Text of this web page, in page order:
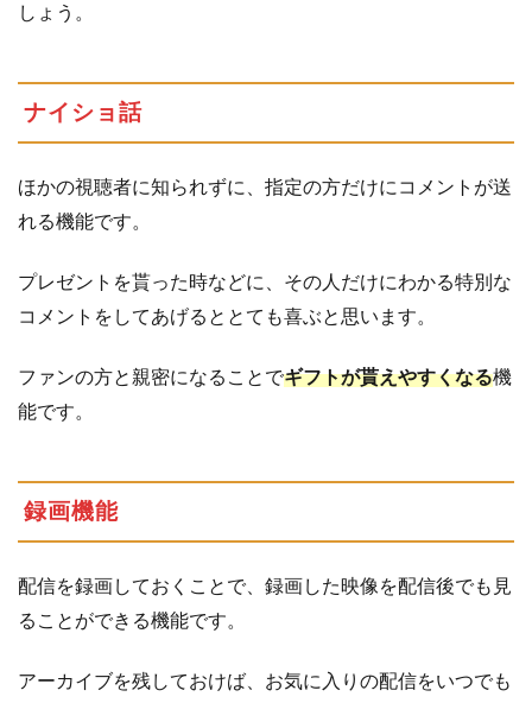
しょう。
ナイショ話
ほかの視聴者に知られずに、指定の方だけにコメントが送
れる機能です。
プレゼントを貰った時などに、その人だけにわかる特別な
コメントをしてあげるととても喜ぶと思います。
ファンの方と親密になることでギフトが貰えやすくなる機
能です。
録画機能
配信を録画しておくことで、録画した映像を配信後でも見
ることができる機能です。
アーカイブを残しておけば、お気に入りの配信をいつでも